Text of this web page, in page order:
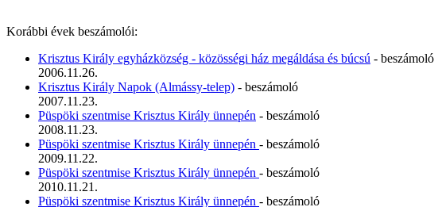
Korábbi évek beszámolói:
Krisztus Király egyházközség - közösségi ház megáldása és búcsú - beszámoló
2006.11.26.
Krisztus Király Napok (Almássy-telep) - beszámoló
2007.11.23.
Püspöki szentmise Krisztus Király ünnepén - beszámoló
2008.11.23.
Püspöki szentmise Krisztus Király ünnepén - beszámoló
2009.11.22.
Püspöki szentmise Krisztus Király ünnepén - beszámoló
2010.11.21.
Püspöki szentmise Krisztus Király ünnepén - beszámoló